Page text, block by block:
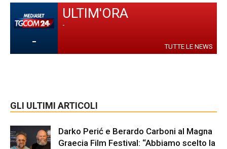
-
ULTIM'ORA
-
TUTTE LE NEWS
GLI ULTIMI ARTICOLI
Darko Perić e Berardo Carboni al Magna
Graecia Film Festival: “Abbiamo scelto la